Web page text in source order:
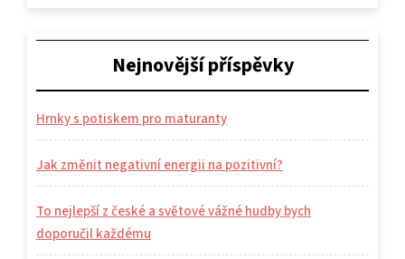
Nejnovější příspěvky
Hrnky s potiskem pro maturanty
Jak změnit negativní energii na pozitivní?
To nejlepší z české a světové vážné hudby bych
doporučil každému